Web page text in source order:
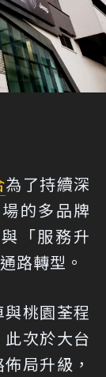
為了持續深
的多品牌
「服務升
路轉型。
與桃園荃程
次於大台
局升級，